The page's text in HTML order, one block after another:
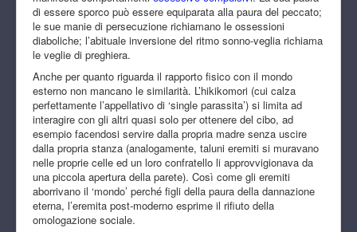
di essere sporco può essere equiparata alla paura del peccato;
le sue manie di persecuzione richiamano le ossessioni
diaboliche; l’abituale inversione del ritmo sonno-veglia richiama
le veglie di preghiera.
Anche per quanto riguarda il rapporto fisico con il mondo
esterno non mancano le similarità. L’hikikomori (cui calza
perfettamente l’appellativo di ‘single parassita’) si limita ad
interagire con gli altri quasi solo per ottenere del cibo, ad
esempio facendosi servire dalla propria madre senza uscire
dalla propria stanza (analogamente, taluni eremiti si muravano
nelle proprie celle ed un loro confratello li approvvigionava da
una piccola apertura della parete). Così come gli eremiti
aborrivano il ‘mondo’ perché figli della paura della dannazione
eterna, l’eremita post-moderno esprime il rifiuto della
omologazione sociale.